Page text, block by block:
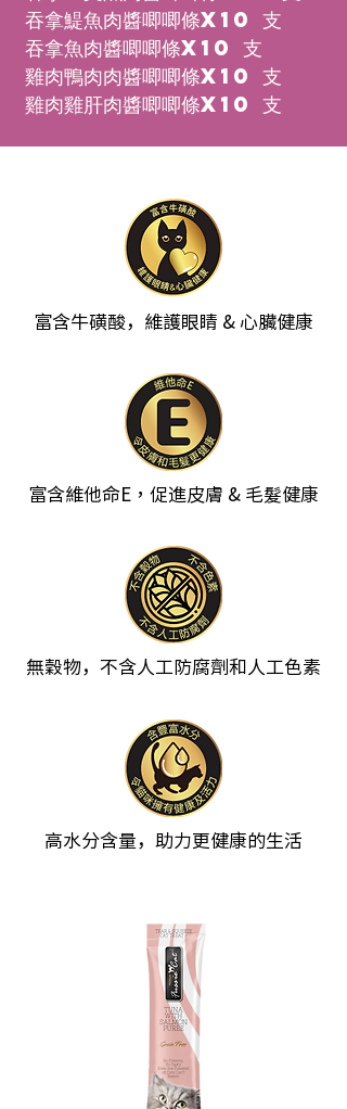
吞拿鯷魚肉醬唧唧條x10 支
吞拿魚肉醬唧唧條x10 支
雞肉鴨肉肉醬唧唧條x10 支
雞肉雞肝肉醬唧唧條x10 支
富含牛磺酸，維護眼睛 & 心臟健康
富含維他命E，促進皮膚 & 毛髮健康
無穀物，不含人工防腐劑和人工色素
高水分含量，助力更健康的生活